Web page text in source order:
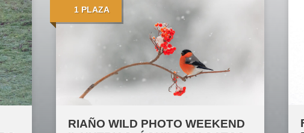
1 PLAZA
RIAÑO WILD PHOTO WEEKEND